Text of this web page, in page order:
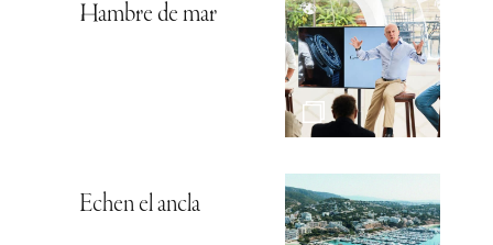
Hambre de mar
Echen el ancla